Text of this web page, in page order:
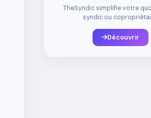
TheSyndic simplifie votre
syndic ou
Découvrir